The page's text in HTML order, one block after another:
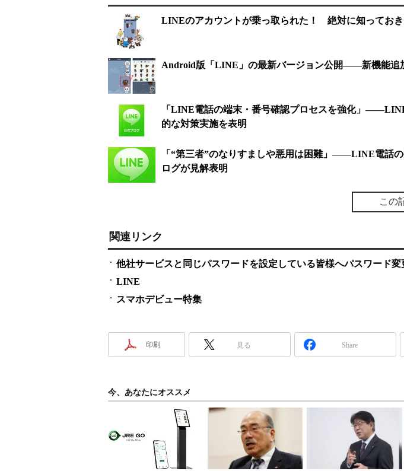
LINEのアカウントが乗っ取られた！ 絶対に知ってお
Android版「LINE」の最新バージョン公開――新機能追
「LINE電話の端末・番号確認プロセスを強化」
的な対策実施を表明
「“第三者”のなりすましや悪用は困難」――LINE電話
ログが見解表明
この
関連リンク
他社サービスと同じパスワードを設定している皆様へパスワード変
LINE
スマホデビュー特集
印刷 見る Share
今、あなたにオススメ